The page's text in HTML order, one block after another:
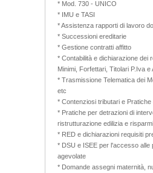
* Mod. 730 - UNICO
* IMU e TASI
* Assistenza rapporti di lavoro
* Successioni ereditarie
* Gestione contratti affitto
* Contabilità e dichiarazione dei
Minimi, Forfettari, Titolari P.Iva e
* Trasmissione Telematica dei
etc
* Contenziosi tributari e Pratiche
* Pratiche per detrazioni di
ristrutturazione edilizia e
* RED e dichiarazioni requisiti
* DSU e ISEE per l'accesso alle
agevolate
* Domande assegni maternità,